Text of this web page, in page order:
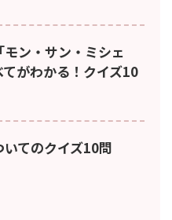
ン・サン・ミシェ
がわかる！クイズ10
いてのクイズ10問